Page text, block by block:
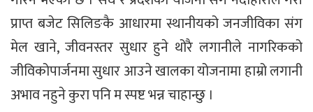
प्राप्त बजेट सिलिङकै आधारमा स्थानीयको जनजीविका संग
मेल खाने, जीवनस्तर सुधार हुने थोरै लगानीले नागरिकको
जीविकोपार्जनमा सुधार आउने खालका योजनामा हाम्रो लगानी
अभाव नहुने कुरा पनि म स्पष्ट भन्न चाहान्छु ।